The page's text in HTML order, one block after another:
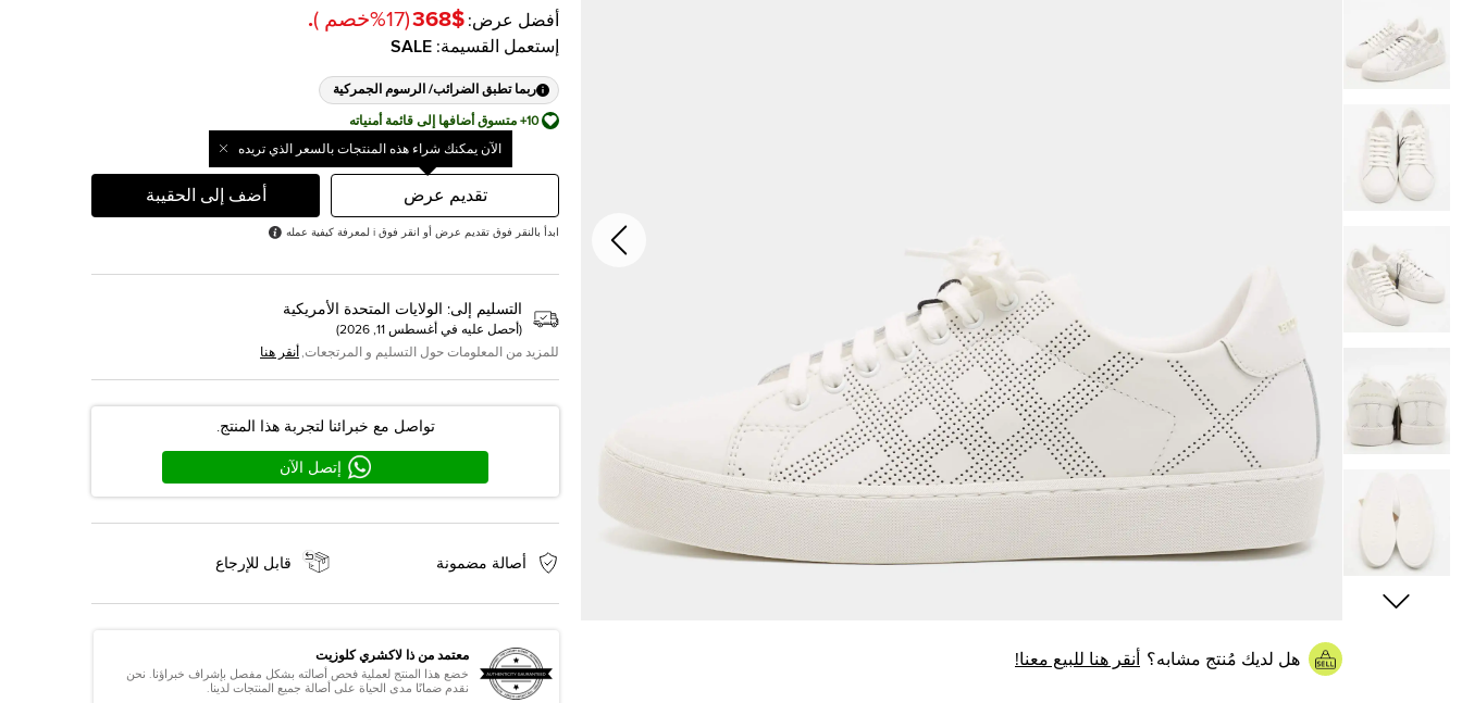
هل لديك مُنتج مشابه؟ أنقر هنا للبيع معنا!
أفضل عرض: $368
(
17
%خصم )
.
إستعمل القسيمة:
SALE
ربما تطبق الضرائب/ الرسوم الجمركية
10+ متسوق أضافها إلى قائمة أمنياته
الآن يمكنك شراء هذه المنتجات بالسعر الذي تريده
تقديم عرض أضف إلى الحقيبة
ابدأ بالنقر فوق تقديم عرض أو انقر فوق i لمعرفة كيفية عمله
التسليم إلى: الولايات المتحدة الأمريكية
( أحصل عليه في أغسطس 11, 2026
)
للمزيد من المعلومات حول التسليم و المرتجعات, أنقر هنا
تواصل مع خبرائنا لتجربة هذا المنتج.
إتصل الآن
أصالة مضمونة قابل للإرجاع
معتمد من ذا لاكشري كلوزيت
خضع هذا المنتج لعملية فحص أصالته بشكل مفصل بإشراف خبراؤنا. نحن
نقدم ضمانًا مدى الحياة على أصالة جميع المنتجات لدينا.